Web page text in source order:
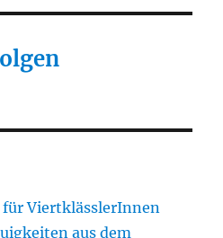
ViertklässlerInnen
aus dem